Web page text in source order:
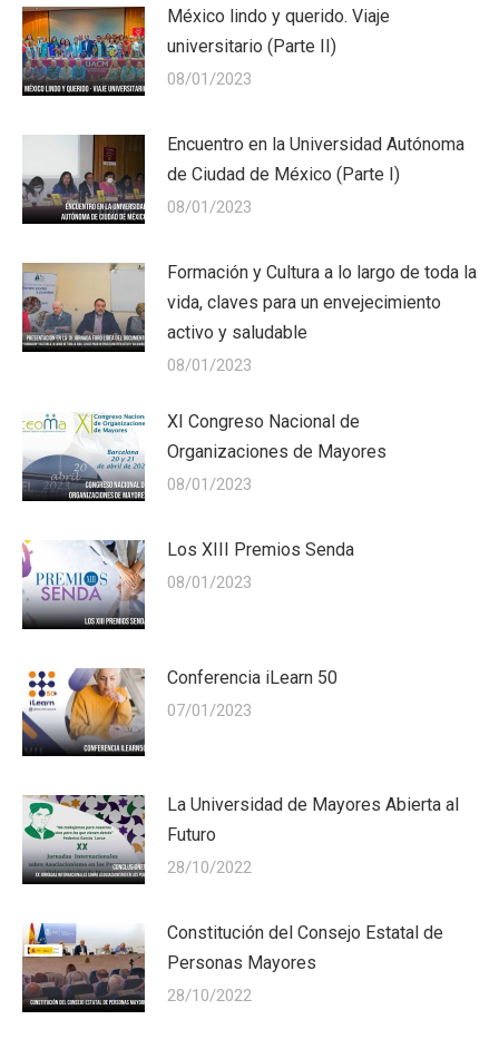
México lindo y querido. Viaje
universitario (Parte II)
08/01/2023
Encuentro en la Universidad Autónoma
de Ciudad de México (Parte I)
08/01/2023
Formación y Cultura a lo largo de toda la
vida, claves para un envejecimiento
activo y saludable
08/01/2023
XI Congreso Nacional de
Organizaciones de Mayores
08/01/2023
Los XIII Premios Senda
08/01/2023
Conferencia iLearn 50
07/01/2023
La Universidad de Mayores Abierta al
Futuro
28/10/2022
Constitución del Consejo Estatal de
Personas Mayores
28/10/2022